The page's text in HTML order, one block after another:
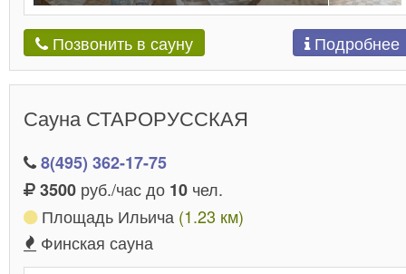
Позвонить в сауну Подробнее
Сауна СТАРОРУССКАЯ
8(495) 362-17-75
3500 руб./час до 10 чел.
Площадь Ильича (1.23 км)
Финская сауна